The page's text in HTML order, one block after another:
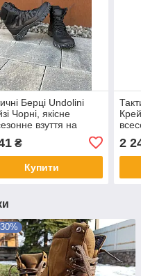
Берці Undolini
Чорні, якісне
взуття на
₴
Купити
2